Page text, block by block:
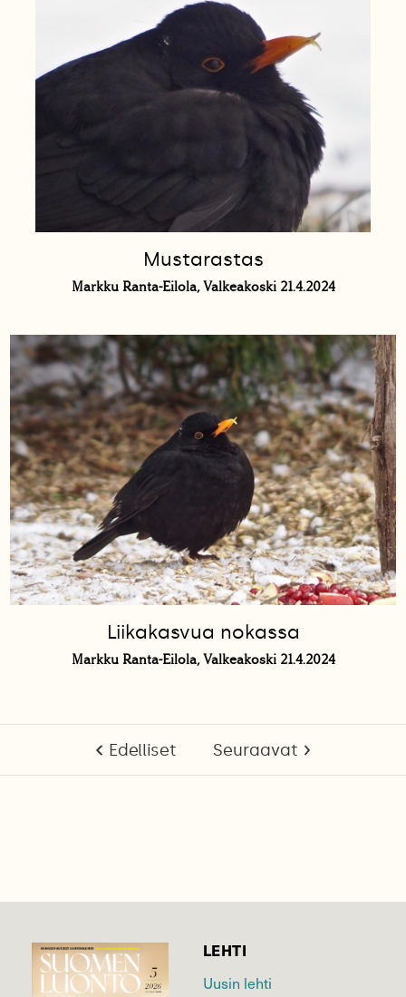
Mustarastas
Markku Ranta-Eilola, Valkeakoski 21.4.2024
Liikakasvua nokassa
Markku Ranta-Eilola, Valkeakoski 21.4.2024
Edelliset Seuraavat
LEHTI
Uusin lehti